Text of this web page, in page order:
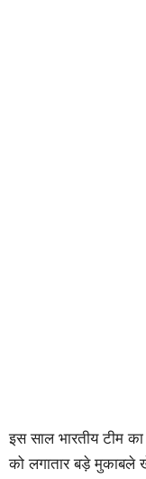
इस साल भारतीय टीम
को लगातार बड़े